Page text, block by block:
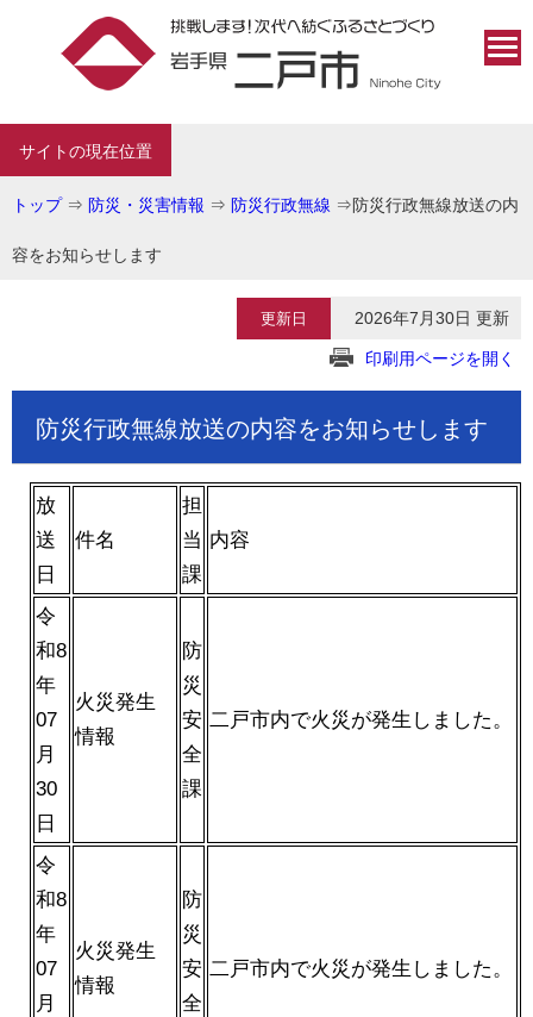
サイトの現在位置
トップ⇒ 防災・災害情報 ⇒ 防災行政無線 ⇒防災行政無線放送の内
容をお知らせします
更新日 2026年7月30日 更新
印刷用ページを開く
防災行政無線放送の内容をお知らせします
放
送
日
件名
担
当
課
内容
令
和8
年
07
月
30
日
火災発生
情報
防
災
安
全
課
二戸市内で火災が発生しました。
令
和8
年
07
月
火災発生
情報
防
災
安
全
二戸市内で火災が発生しました。